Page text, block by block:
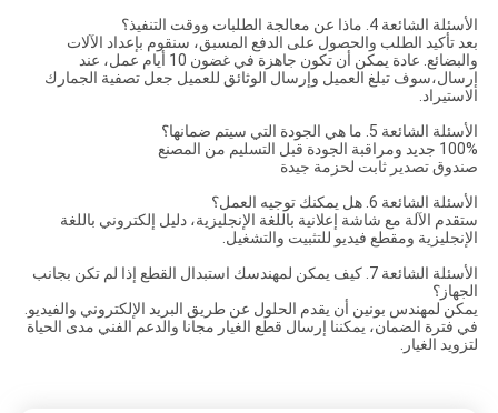
الأسئلة الشائعة 4. ماذا عن معالجة الطلبات ووقت التنفيذ؟
بعد تأكيد الطلب والحصول على الدفع المسبق، سنقوم بإعداد الآلات
والبضائع. عادة يمكن أن تكون جاهزة في غضون 10 أيام عمل، عند
إرسال،سوف تبلغ العميل وإرسال الوثائق للعميل جعل تصفية الجمارك
الاستيراد.
الأسئلة الشائعة 5. ما هي الجودة التي سيتم ضمانها؟
100% جديد ومراقبة الجودة قبل التسليم من المصنع
صندوق تصدير ثابت لحزمة جيدة
الأسئلة الشائعة 6. هل يمكنك توجيه العمل؟
ستقدم الآلة مع شاشة إعلانية باللغة الإنجليزية، دليل إلكتروني باللغة
الإنجليزية ومقطع فيديو للتثبيت والتشغيل.
الأسئلة الشائعة 7. كيف يمكن لمهندسك استبدال القطع إذا لم تكن بجانب
الجهاز؟
يمكن لمهندس بونين أن يقدم الحلول عن طريق البريد الإلكتروني والفيديو.
في فترة الضمان، يمكننا إرسال قطع الغيار مجانا والدعم الفني مدى الحياة
لتزويد الغيار.